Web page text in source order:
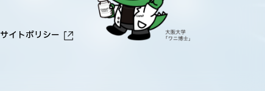
サイトポリシー